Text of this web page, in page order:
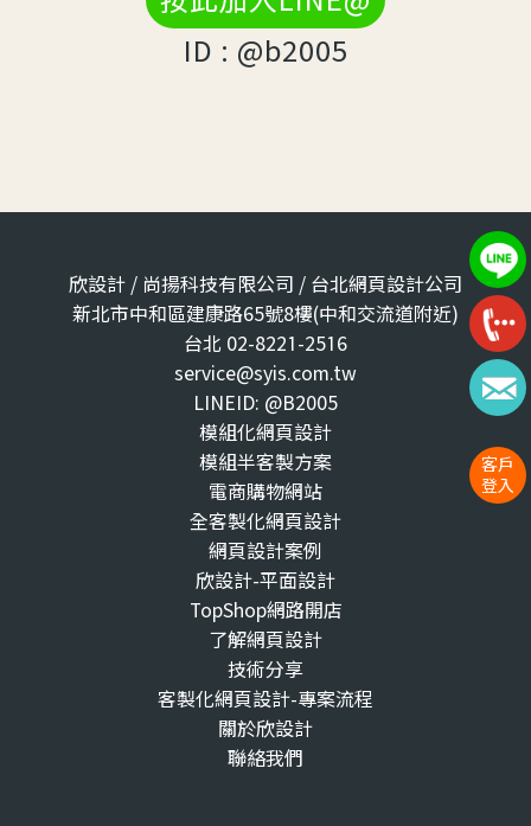
客戶
登入
ID : @b2005
欣設計 / 尚揚科技有限公司 / 台北網頁設計公司
新北市中和區建康路65號8樓(中和交流道附近)
台北 02-8221-2516
service@syis.com.tw
LINEID: @B2005
模組化網頁設計
模組半客製方案
電商購物網站
全客製化網頁設計
網頁設計案例
欣設計-平面設計
TopShop網路開店
了解網頁設計
技術分享
客製化網頁設計-專案流程
關於欣設計
聯絡我們